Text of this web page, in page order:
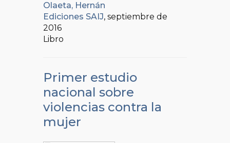
Olaeta, Hernán
Ediciones SAIJ, septiembre de
2016
Libro
Primer estudio
nacional sobre
violencias contra la
mujer